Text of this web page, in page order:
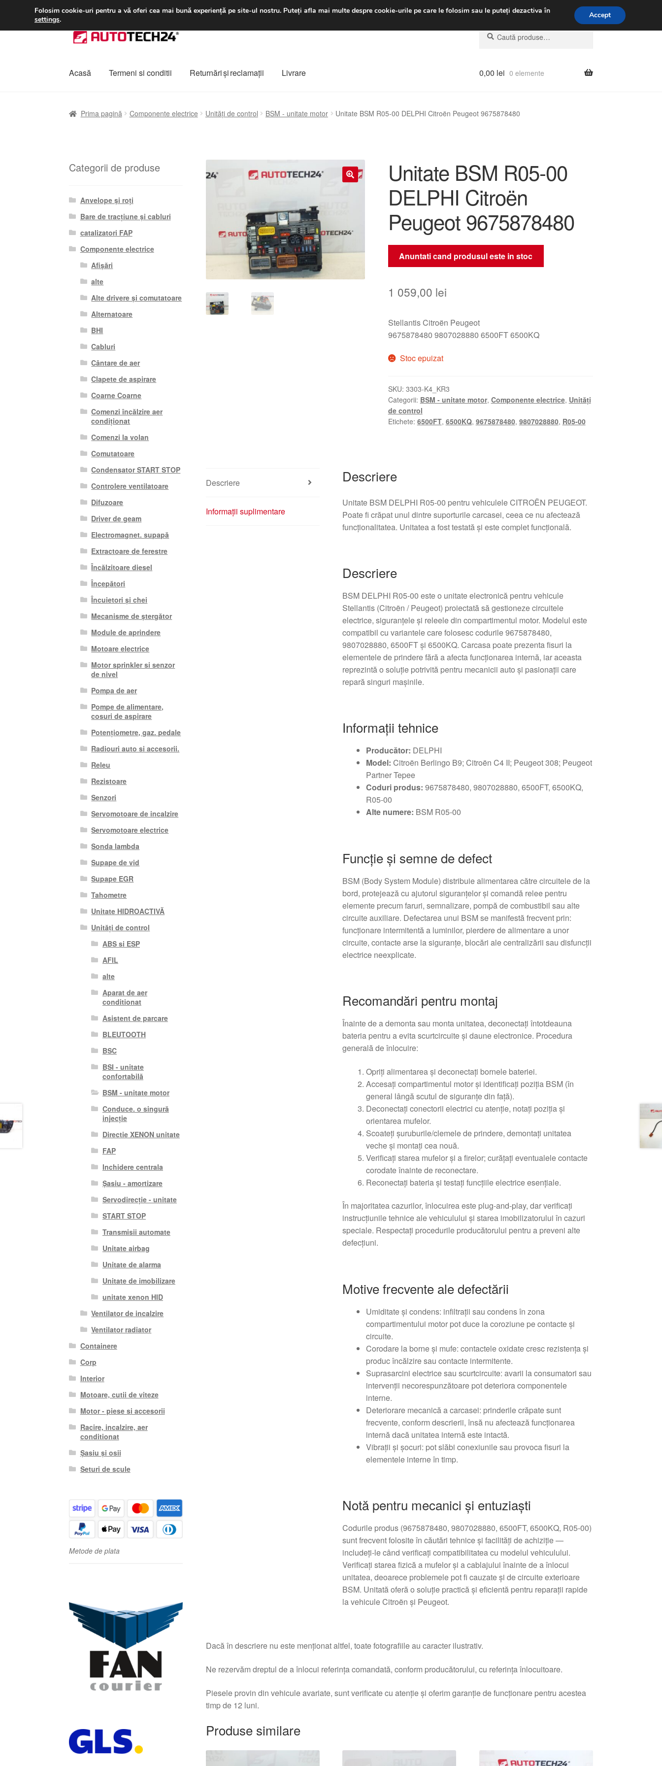
LIVRARE de la 33 lei luni-vineri 9 a.m. - 4 p.m.031 229 6816
Sari
la
Sari
la
Caută
după:
Caută
Acasă Termeni si conditii Returnări şi reclamații Livrare 0,00 lei 0 elemente
Prima pagină Componente electrice Unități de control BSM - unitate motor Unitate BSM R05-00 DELPHI Citroën Peugeot 9675878480
Unitate BSM R05-00
DELPHI Citroën
Peugeot 9675878480
Anuntati cand produsul este in stoc
1 059,00 lei
Stellantis Citroën Peugeot
9675878480 9807028880 6500FT 6500KQ
Stoc epuizat
SKU: 3303-K4_KR3
Categorii: BSM - unitate motor, Componente electrice, Unități
de control
Etichete: 6500FT, 6500KQ, 9675878480, 9807028880, R05-00
Descriere
Informații suplimentare
Descriere
Unitate BSM DELPHI R05-00 pentru vehiculele CITROËN PEUGEOT.
Poate fi crăpat unul dintre suporturile carcasei, ceea ce nu afectează
funcționalitatea. Unitatea a fost testată și este complet funcțională.
Descriere
BSM DELPHI R05-00 este o unitate electronică pentru vehicule
Stellantis (Citroën / Peugeot) proiectată să gestioneze circuitele
electrice, siguranțele şi releele din compartimentul motor. Modelul este
compatibil cu variantele care folosesc codurile 9675878480,
9807028880, 6500FT şi 6500KQ. Carcasa poate prezenta fisuri la
elementele de prindere fără a afecta funcţionarea internă, iar aceasta
reprezintă o soluţie potrivită pentru mecanicii auto şi pasionaţii care
repară singuri maşinile.
Informații tehnice
Producător: DELPHI
Model: Citroën Berlingo B9; Citroën C4 II; Peugeot 308; Peugeot
Partner Tepee
Coduri produs: 9675878480, 9807028880, 6500FT, 6500KQ,
R05-00
Alte numere: BSM R05-00
Funcție și semne de defect
BSM (Body System Module) distribuie alimentarea către circuitele de la
bord, protejează cu ajutorul siguranțelor și comandă relee pentru
elemente precum faruri, semnalizare, pompă de combustibil sau alte
circuite auxiliare. Defectarea unui BSM se manifestă frecvent prin:
funcționare intermitentă a luminilor, pierdere de alimentare a unor
circuite, contacte arse la siguranţe, blocări ale centralizării sau disfuncții
electrice neexplicate.
Recomandări pentru montaj
Înainte de a demonta sau monta unitatea, deconectați întotdeauna
bateria pentru a evita scurtcircuite şi daune electronice. Procedura
generală de înlocuire:
Opriți alimentarea și deconectați bornele bateriei.
Accesați compartimentul motor și identificați poziția BSM (în
general lângă scutul de siguranţe din faţă).
Deconectați conectorii electrici cu atenție, notați poziția și
orientarea mufelor.
Scoateți șuruburile/clemele de prindere, demontați unitatea
veche și montați cea nouă.
Verificați starea mufelor și a firelor; curățați eventualele contacte
corodate înainte de reconectare.
Reconectați bateria și testați funcțiile electrice esențiale.
În majoritatea cazurilor, înlocuirea este plug-and-play, dar verificați
instrucțiunile tehnice ale vehiculului și starea imobilizatorului în cazuri
speciale. Respectați procedurile producătorului pentru a preveni alte
defecțiuni.
Motive frecvente ale defectării
Umiditate şi condens: infiltrații sau condens în zona
compartimentului motor pot duce la coroziune pe contacte și
circuite.
Corodare la borne și mufe: contactele oxidate cresc rezistența și
produc încălzire sau contacte intermitente.
Suprasarcini electrice sau scurtcircuite: avarii la consumatori sau
intervenții necorespunzătoare pot deteriora componentele
interne.
Deteriorare mecanică a carcasei: prinderile crăpate sunt
frecvente, conform descrierii, însă nu afectează funcționarea
internă dacă unitatea internă este intactă.
Vibrații şi șocuri: pot slăbi conexiunile sau provoca fisuri la
elementele interne în timp.
Notă pentru mecanici și entuziaști
Codurile produs (9675878480, 9807028880, 6500FT, 6500KQ, R05-00)
sunt frecvent folosite în căutări tehnice și facilități de achiziție —
includeți-le când verificați compatibilitatea cu modelul vehiculului.
Verificați starea fizică a mufelor și a cablajului înainte de a înlocui
unitatea, deoarece problemele pot fi cauzate și de circuite exterioare
BSM. Unitată oferă o soluție practică și eficientă pentru reparații rapide
la vehicule Citroën și Peugeot.
Dacă în descriere nu este menționat altfel, toate fotografiile au caracter ilustrativ.
Ne rezervăm dreptul de a înlocui referința comandată, conform producătorului, cu referința înlocuitoare.
Piesele provin din vehicule avariate, sunt verificate cu atenție și oferim garanție de funcționare pentru acestea
timp de 12 luni.
Produse similare
Categorii de produse
Anvelope și roți
Bare de tracțiune și cabluri
catalizatori FAP
Componente electrice
Afișări
alte
Alte drivere și comutatoare
Alternatoare
BHI
Cabluri
Cântare de aer
Clapete de aspirare
Coarne Coarne
Comenzi încălzire aer
condiționat
Comenzi la volan
Comutatoare
Condensator START STOP
Controlere ventilatoare
Difuzoare
Driver de geam
Electromagnet. supapă
Extractoare de ferestre
Încălzitoare diesel
Începători
Încuietori și chei
Mecanisme de ștergător
Module de aprindere
Motoare electrice
Motor sprinkler si senzor
de nivel
Pompa de aer
Pompe de alimentare,
cosuri de aspirare
Potențiometre, gaz. pedale
Radiouri auto si accesorii.
Releu
Rezistoare
Senzori
Servomotoare de incalzire
Servomotoare electrice
Sonda lambda
Supape de vid
Supape EGR
Tahometre
Unitate HIDROACTIVĂ
Unități de control
ABS si ESP
AFIL
alte
Aparat de aer
conditionat
Asistent de parcare
BLEUTOOTH
BSC
BSI - unitate
confortabilă
BSM - unitate motor
Conduce. o singură
injecție
Directie XENON unitate
FAP
Inchidere centrala
Șasiu - amortizare
Servodirecție - unitate
START STOP
Transmisii automate
Unitate airbag
Unitate de alarma
Unitate de imobilizare
unitate xenon HID
Ventilator de incalzire
Ventilator radiator
Containere
Corp
Interior
Motoare, cutii de viteze
Motor - piese si accesorii
Racire, incalzire, aer
conditionat
Șasiu și osii
Seturi de scule
Metode de plata
Folosim cookie-uri pentru a vă oferi cea mai bună experiență pe site-ul nostru. Puteți afla mai multe despre cookie-urile pe care le folosim sau le puteți dezactiva în
settings. Accept